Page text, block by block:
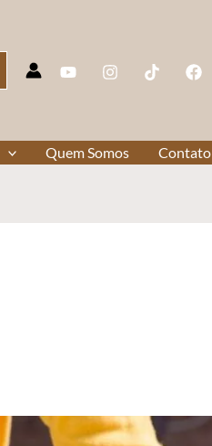
Quem Somos Contato